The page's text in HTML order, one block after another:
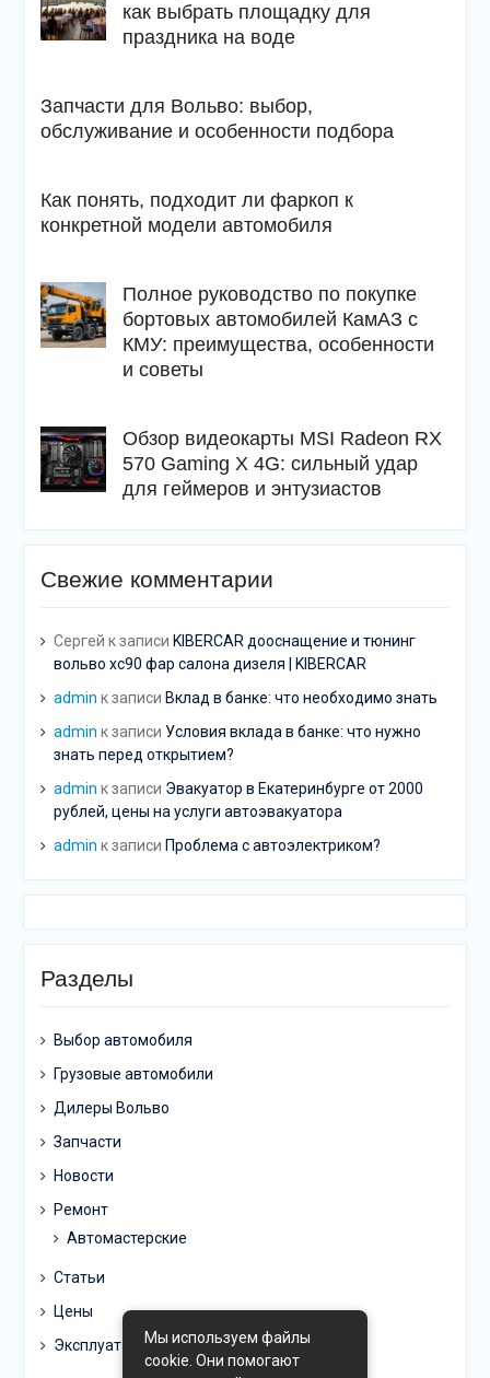
как выбрать площадку для
праздника на воде
Запчасти для Вольво: выбор,
обслуживание и особенности подбора
Как понять, подходит ли фаркоп к
конкретной модели автомобиля
Полное руководство по покупке
бортовых автомобилей КамАЗ с
КМУ: преимущества, особенности
и советы
Обзор видеокарты MSI Radeon RX
570 Gaming X 4G: сильный удар
для геймеров и энтузиастов
Свежие комментарии
Сергей к записи KIBERCAR дооснащение и тюнинг
вольво хс90 фар салона дизеля | KIBERCAR
admin к записи Вклад в банке: что необходимо знать
admin к записи Условия вклада в банке: что нужно
знать перед открытием?
admin к записи Эвакуатор в Екатеринбурге от 2000
рублей, цены на услуги автоэвакуатора
admin к записи Проблема с автоэлектриком?
Разделы
Выбор автомобиля
Грузовые автомобили
Дилеры Вольво
Запчасти
Новости
Ремонт
Автомастерские
Статьи
Цены
ЭксплуатацияМы используем файлы
cookie. Они помогают